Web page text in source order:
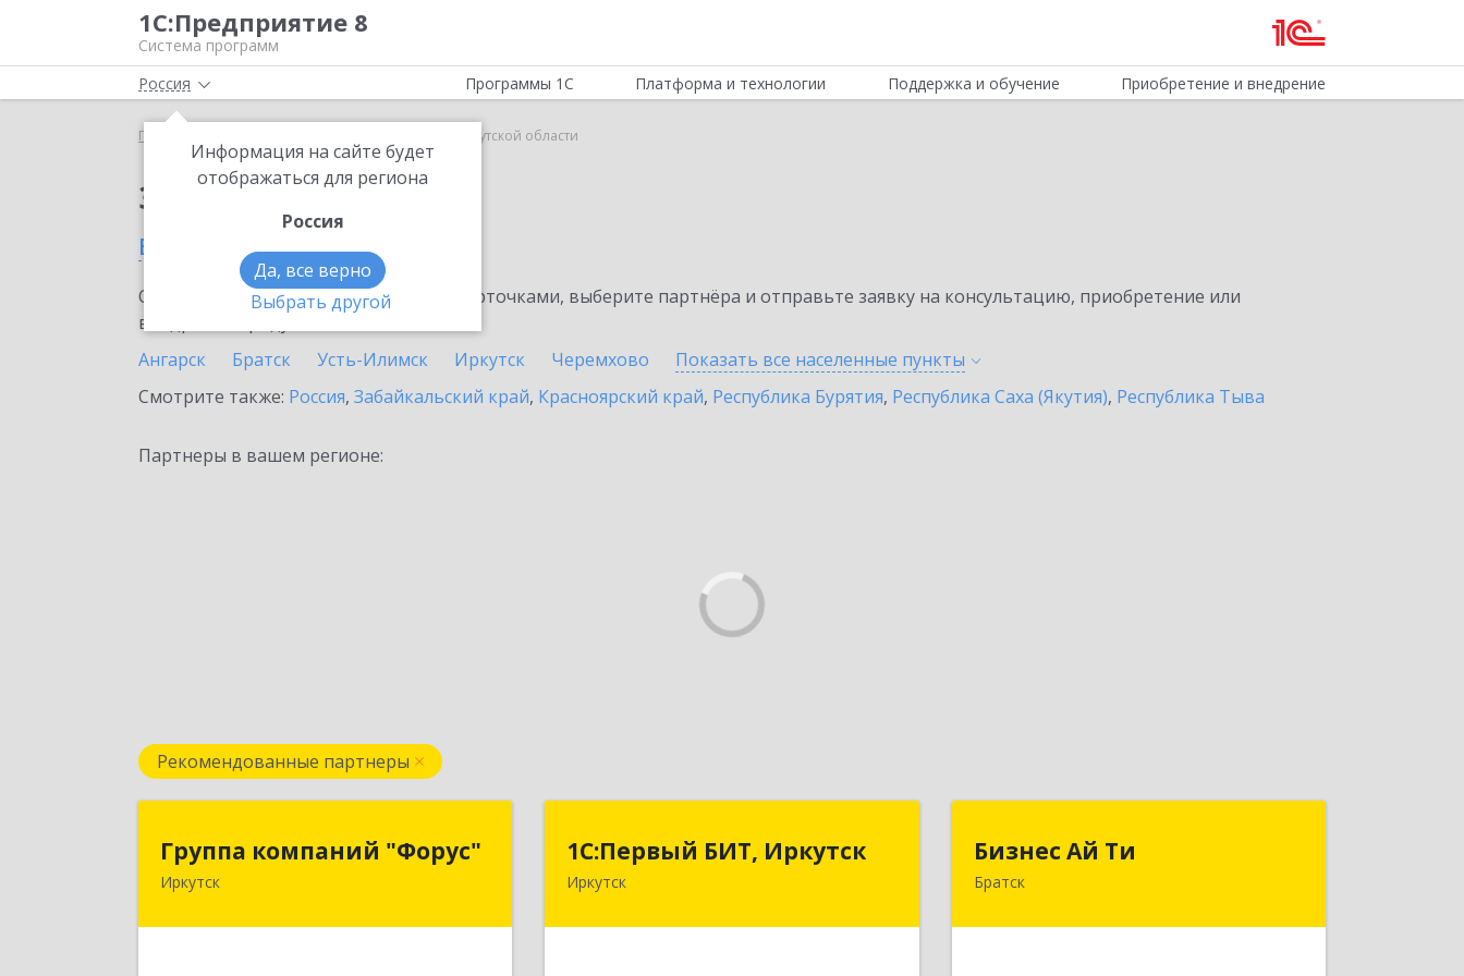
1С:Предприятие 8
Система программ
Россия
Информация на сайте будет
отображаться для региона
Россия
Да, все верно
Выбрать другой
Программы 1С Платформа и технологии Поддержка и обучение Приобретение и внедрение
Главная Bidzaar в Иркутской области
Заказать Bidzaar
в Иркутской области
Ознакомьтесь с информационными карточками, выберите партнёра и отправьте заявку на консультацию, приобретение или
внедрение продукта.
Ангарск
Братск Усть-Илимск Иркутск Черемхово Показать все населенные пункты
Смотрите также: Россия, Забайкальский край, Красноярский край, Республика Бурятия, Республика Саха (Якутия), Республика Тыва
Партнеры в вашем регионе:
Рекомендованные партнеры
Группа компаний "Форус"
Иркутск
Группа компаний "Форус"
664007, Иркутская обл, Иркутск г,
1С:Первый БИТ, Иркутск
Иркутск
1С:Первый БИТ, Иркутск
664007, Иркутская обл, Иркутск г,
Бизнес Ай Ти
Братск